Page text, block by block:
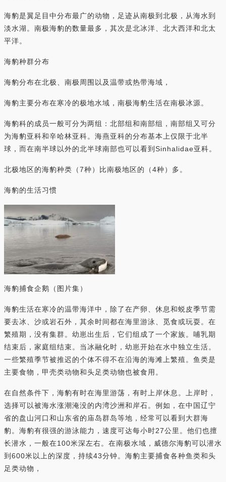
海豹是翼足目中分布最广的动物，足迹从南极到北极，从海水到
淡水湖。南极海豹的数量最多，其次是北冰洋、北大西洋和北太
平洋。
海豹种群分布
海豹分布在北极、南极周围以及温带或热带海域，
海豹主要分布在寒冷的极地水域，南极海豹生活在南极冰源。
海豹科的成员一般可分为两组：北部组和南部组，南部组又可分
为海豹亚科和辛哈林亚科。海燕亚科的分布基本上仅限于北半
球，而在南半球以外的北半球南部也可以看到Sinhalidae亚科。
北极地区的海豹种类（7种）比南极地区的（4种）多。
海豹的生活习惯
海豹捕食企鹅（图片集）
海豹生活在寒冷的温带海洋中，除了在产卵、休息和蜕皮季节需
要去冰、沙或岩石外，其余时间都在海里游泳、觅食或玩耍。在
繁殖期，没有集群。幼崽出生后，它们组成了一个家族。哺乳期
结束后，家庭组结束。当冰融化时，幼崽开始在水中独立生活。
一些繁殖季节被推迟的个体不得不在沿海的海滩上繁殖。鱼类是
主要食物，甲壳类动物和头足类动物也被食用。
在自然条件下，海豹有时在海里游荡，有时上岸休息。上岸时，
选择可以被海水涨潮淹没的内湾沙洲和岸石。例如，在中国辽宁
省的盘山河口和山东省的庙岛群岛等地，经常可以看到大群海
豹。海豹有很强的游泳能力，速度可达每小时27公里。他们也擅
长潜水，一般在100米深左右。在南极水域，威德尔海豹可以潜水
到600米以上的深度，持续43分钟。海豹主要捕食各种鱼类和头
足类动物，